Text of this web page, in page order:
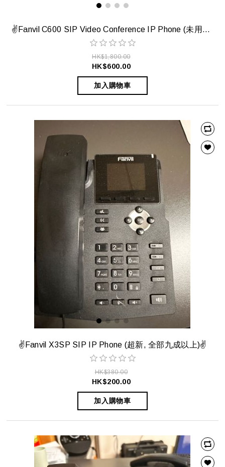
✌️Fanvil C600 SIP Video Conference IP Phone (未用過, 全新當二手賣)✌️
HK$1,800.00
HK$600.00
加入購物車
✌️Fanvil X3SP SIP IP Phone (超新, 全部九成以上)✌️
HK$380.00
HK$200.00
加入購物車